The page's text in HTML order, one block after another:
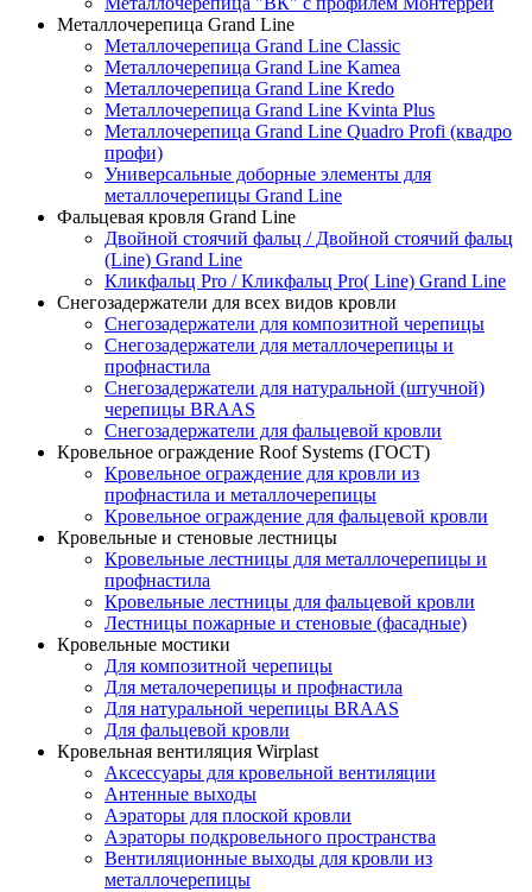
Металлочерепица Grand Line
Металлочерепица Grand Line Classic
Металлочерепица Grand Line Kamea
Металлочерепица Grand Line Kredo
Металлочерепица Grand Line Kvinta Plus
Металлочерепица Grand Line Quadro Profi (квадро
профи)
Универсальные доборные элементы для
металлочерепицы Grand Line
Фальцевая кровля Grand Line
Двойной стоячий фальц / Двойной стоячий фальц
(Line) Grand Line
Кликфальц Pro / Кликфальц Pro( Line) Grand Line
Снегозадержатели для всех видов кровли
Снегозадержатели для композитной черепицы
Снегозадержатели для металлочерепицы и
профнастила
Снегозадержатели для натуральной (штучной)
черепицы BRAAS
Снегозадержатели для фальцевой кровли
Кровельное ограждение Roof Systems (ГОСТ)
Кровельное ограждение для кровли из
профнастила и металлочерепицы
Кровельное ограждение для фальцевой кровли
Кровельные и стеновые лестницы
Кровельные лестницы для металлочерепицы и
профнастила
Кровельные лестницы для фальцевой кровли
Лестницы пожарные и стеновые (фасадные)
Кровельные мостики
Для композитной черепицы
Для металочерепицы и профнастила
Для натуральной черепицы BRAAS
Для фальцевой кровли
Кровельная вентиляция Wirplast
Аксессуары для кровельной вентиляции
Антенные выходы
Аэраторы для плоской кровли
Аэраторы подкровельного пространства
Вентиляционные выходы для кровли из
металлочерепицы